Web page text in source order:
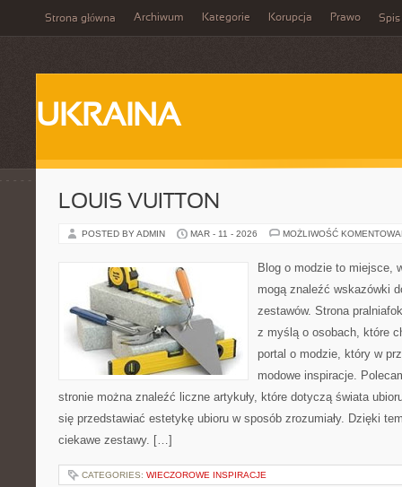
Strona główna Archiwum Kategorie Korupcja Prawo Spis
UKRAINA
LOUIS VUITTON
POSTED BY ADMIN MAR - 11 - 2026 MOŻLIWOŚĆ
Blog o modzie to miejsce,
mogą znaleźć wskazówki
zestawów. Strona
z myślą o osobach, które
portal o modzie, który w
modowe inspiracje.
stronie można znaleźć liczne artykuły, które dotyczą świata
się przedstawiać estetykę ubioru w sposób zrozumiały. Dzięki
ciekawe zestawy. […]
CATEGORIES: WIECZOROWE INSPIRACJE